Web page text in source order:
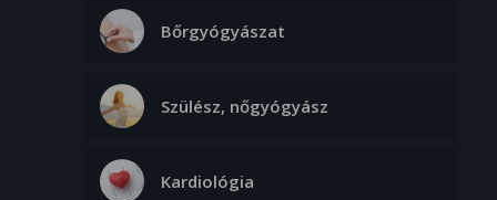
Bőrgyógyászat
Szülész, nőgyógyász
Kardiológia